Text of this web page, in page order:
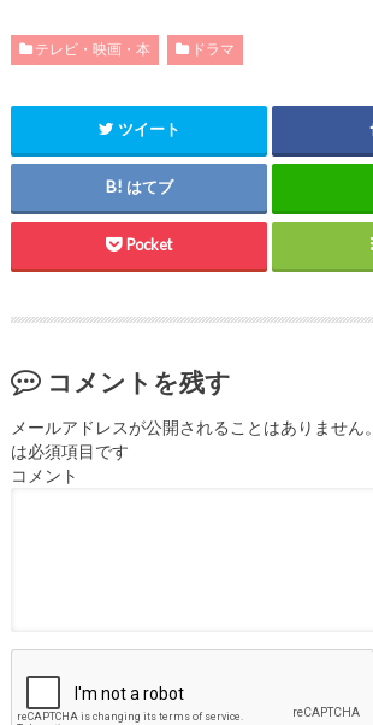
テレビ・映画・本 ドラマ
ツイート
はてブ
Pocket
コメントを残す
メールアドレスが公開されることはありません。
は必須項目です
コメント